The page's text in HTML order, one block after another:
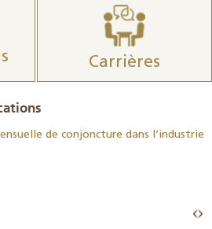
Carrières
de conjoncture dans l’industrie